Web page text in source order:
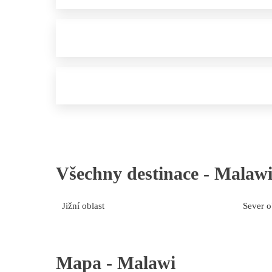
Všechny destinace - Malawi
Jižní oblast Sever
Mapa - Malawi